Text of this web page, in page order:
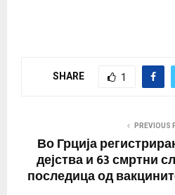
SHARE 1
PREVIOUS
Во Грција
дејства и 63 смртни
последица од